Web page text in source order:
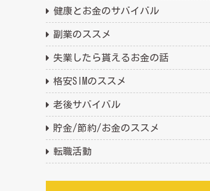
健康とお金のサバイバル
副業のススメ
失業したら貰えるお金の話
格安SIMのススメ
老後サバイバル
貯金/節約/お金のススメ
転職活動